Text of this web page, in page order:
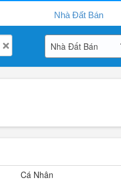
Nhà Đất Bán
Nhà Đất Bán
Cá Nhân